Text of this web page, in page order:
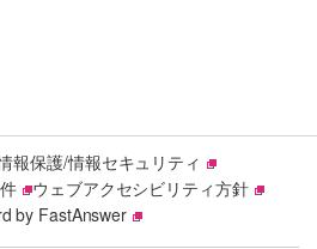
報保護/情報セキュリティ
ウェブアクセシビリティ方針
by FastAnswer